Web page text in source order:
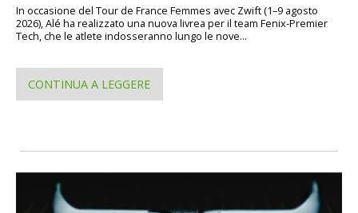
In occasione del Tour de France Femmes avec Zwift (1–9 agosto
2026), Alé ha realizzato una nuova livrea per il team Fenix-Premier
Tech, che le atlete indosseranno lungo le nove...
CONTINUA A LEGGERE